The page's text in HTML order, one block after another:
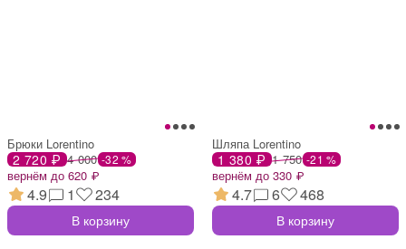
Брюки Lorentino
2 720 ₽ 4 000 -32 %
вернём до 620 ₽
4.9 1 234
В корзину
Шляпа Lorentino
1 380 ₽ 1 750 -21 %
вернём до 330 ₽
4.7 6 468
В корзину